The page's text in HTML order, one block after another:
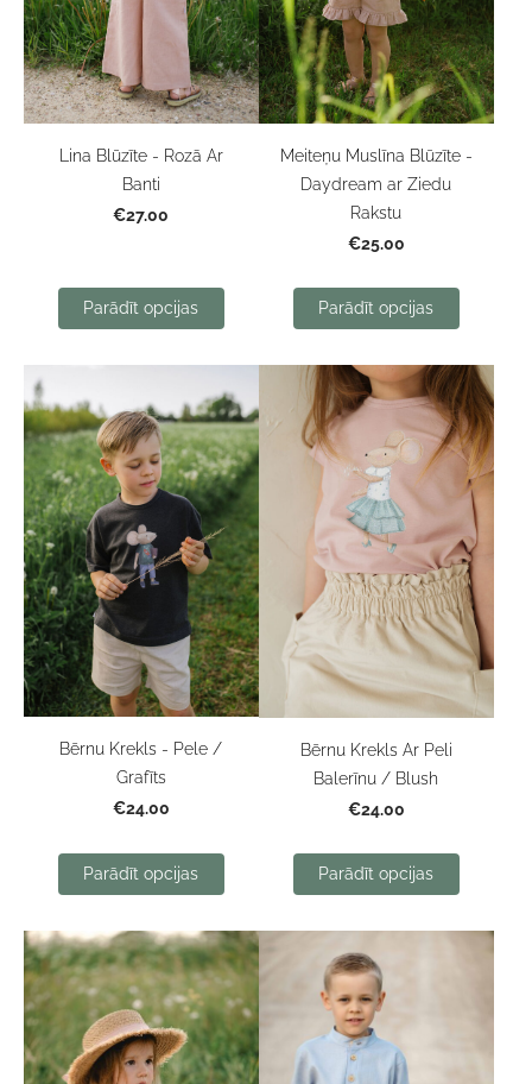
Lina Blūzīte - Rozā Ar
Banti
€27.00
Parādīt opcijas
Meiteņu Muslīna Blūzīte -
Daydream ar Ziedu
Rakstu
€25.00
Parādīt opcijas
Bērnu Krekls - Pele /
Grafīts
€24.00
Parādīt opcijas
Bērnu Krekls Ar Peli
Balerīnu / Blush
€24.00
Parādīt opcijas